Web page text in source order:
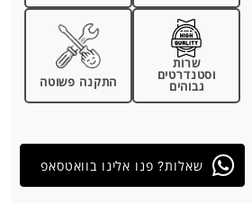
שרות
וסטנדרטים
גבוהים
התקנה פשוטה
שאלות? פנו אלינו בוואטסאפ